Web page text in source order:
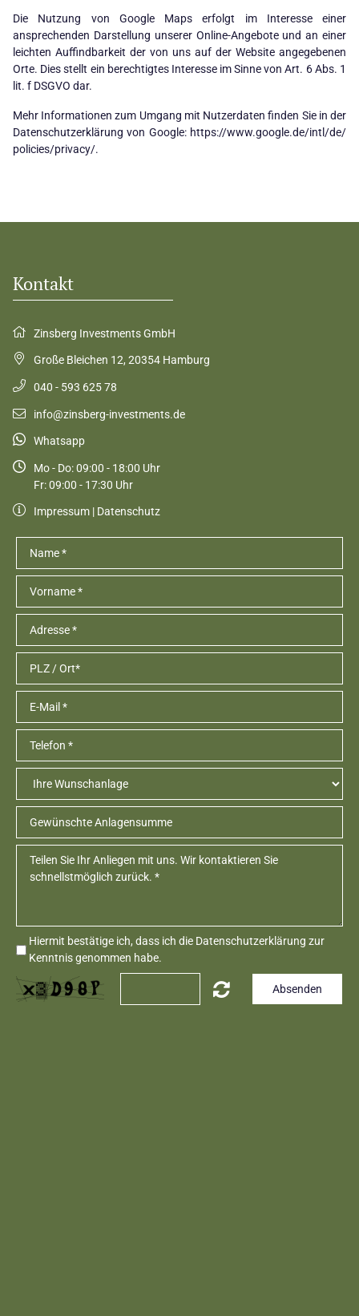
Die Nutzung von Google Maps erfolgt im Interesse einer
ansprechenden Darstellung unserer Online-Angebote und an einer
leichten Auffindbarkeit der von uns auf der Website angegebenen
Orte. Dies stellt ein berechtigtes Interesse im Sinne von Art. 6 Abs. 1
lit. f DSGVO dar.
Mehr Informationen zum Umgang mit Nutzerdaten finden Sie in der
Datenschutzerklärung von Google: https://www.google.de/intl/de/
policies/privacy/.
Kontakt
Zinsberg Investments GmbH
Große Bleichen 12, 20354 Hamburg
040 - 593 625 78
info@zinsberg-investments.de
Whatsapp
Mo - Do: 09:00 - 18:00 Uhr
Fr: 09:00 - 17:30 Uhr
Impressum| Datenschutz
Hiermit bestätige ich, dass ich die Datenschutzerklärung zur
Kenntnis genommen habe.
Absenden